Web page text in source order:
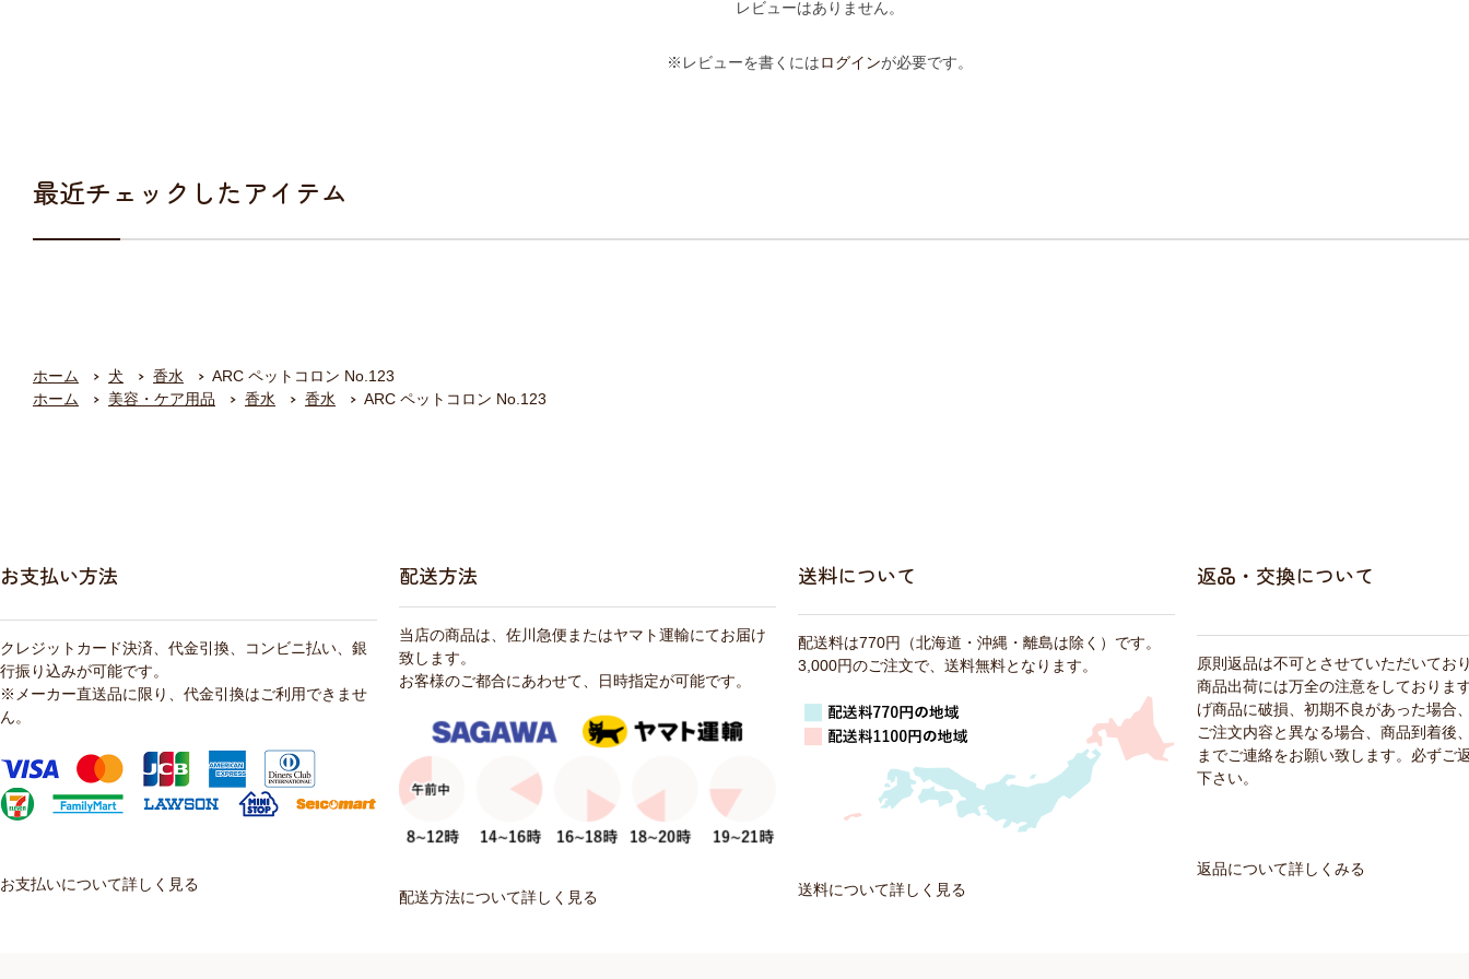
レビューはありません。
※レビューを書くにはログインが必要です。
最近チェックしたアイテム
ホーム 犬 香水
ARC ペットコロン No.123
ホーム
美容・ケア用品 香水 香水 ARC ペットコロン No.123
お支払い方法
クレジットカード決済、代金引換、コンビニ払い、銀
行振り込みが可能です。
※メーカー直送品に限り、代金引換はご利用できませ
ん。
お支払いについて詳しく見る
配送方法
当店の商品は、佐川急便またはヤマト運輸にてお届け
致します。
お客様のご都合にあわせて、日時指定が可能です。
配送方法について詳しく見る
送料について
配送料は770円（北海道・沖縄・離島は除く）です。
3,000円のご注文で、送料無料となります。
送料について詳しく見る
返品・交換について
原則返品は不可とさせていただいてお
商品出荷には万全の注意をしておりま
げ商品に破損、初期不良があった場合
ご注文内容と異なる場合、商品到着後
までご連絡をお願い致します。必ずご
下さい。
返品について詳しくみる